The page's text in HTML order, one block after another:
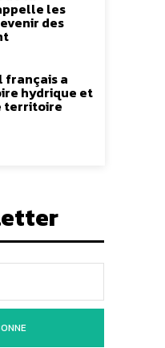
les
des
français a
hydrique et
territoire